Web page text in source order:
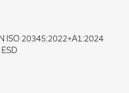
ISO 20345:2022+A1:2024